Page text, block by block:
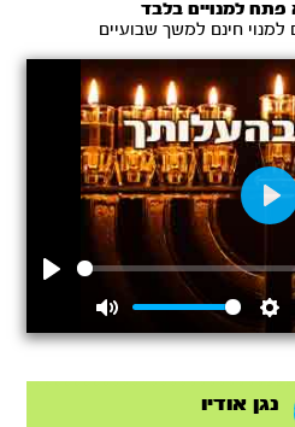
פתח למנויים בלבד
חינם למשך שבועיים
Mute
Play
נגן אודיו